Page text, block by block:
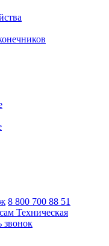
8 800 700 88 51
Техническая
звонок